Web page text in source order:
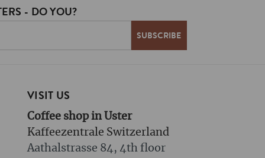
- DO YOU?
VISIT US
Coffee shop in Uster
Kaffeezentrale Switzerland
Aathalstrasse 84, 4th floor